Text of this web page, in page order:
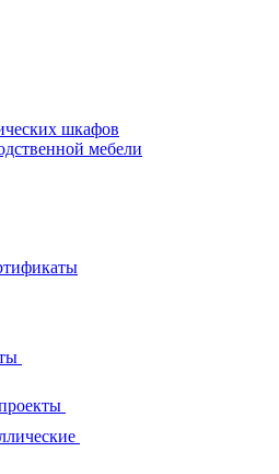
шкафов
мебели